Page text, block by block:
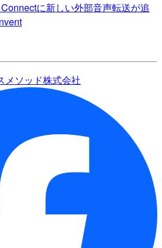
に新しい外部音声転送が追
メソッド株式会社